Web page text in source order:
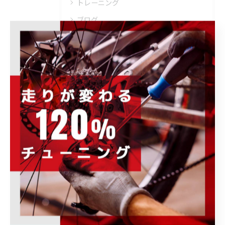
トレーニング
ブログ
その他のお知らせ
イベント情報
キャンペーン情報
商品・ブランド情報
取り扱いブランド
ウェア・ヘルメット・シューズ
トレーニング・メンテナンス・その他
ホイール・パーツ・アクセサリー
完成車・フレーム
未分類